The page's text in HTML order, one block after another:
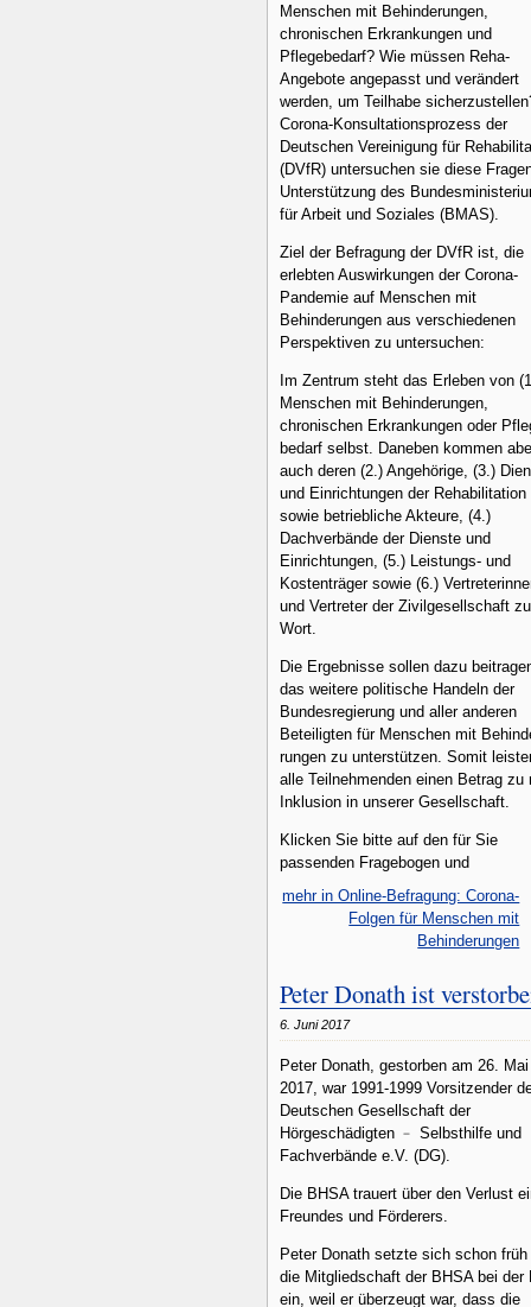
Menschen mit Behinderungen,
chronischen Erkrankungen und
Pflegebedarf? Wie müssen Reha-
Angebote angepasst und verändert
werden, um Teilhabe
Corona-Konsultationsprozess der
Deutschen Vereinigung für
(DVfR) untersuchen sie diese
Unterstützung des
für Arbeit und Soziales (BMAS).
Ziel der Befragung der DVfR ist, die
erlebten Auswirkungen der Corona-
Pandemie auf Menschen mit
Behinderungen aus verschiedenen
Perspektiven zu untersuchen:
Im Zentrum steht das Erleben von
Menschen mit Behinderungen,
chronischen Erkrankungen oder
bedarf selbst. Daneben kommen
auch deren (2.) Angehörige, (3.)
und Einrich­tungen der Rehabilitation
sowie betriebliche Akteure, (4.)
Dachverbände der Dienste und
Einrichtungen, (5.) Leistungs- und
Kostenträger sowie (6.)
und Vertreter der Zivilgesellschaft zu
Wort.
Die Ergebnisse sollen dazu
das weitere politische Handeln der
Bundesregierung und aller anderen
Beteiligten für Menschen mit
rungen zu unterstützen. Somit
alle Teilnehmenden einen Betrag zu
Inklusion in unserer Gesellschaft.
Klicken Sie bitte auf den für Sie
passenden Fragebogen und
mehr in Online-Befragung: Corona-
Folgen für Menschen mit
Behinderungen
Peter Donath ist
6. Juni 2017
Peter Donath, gestorben am 26. Mai
2017, war 1991-1999 Vorsitzender
Deutschen Gesellschaft der
Hörgeschädigten ﹣ Selbsthilfe und
Fachverbände e.V. (DG).
Die BHSA trauert über den Verlust
Freundes und Förderers.
Peter Donath setzte sich schon früh
die Mitgliedschaft der BHSA bei der
ein, weil er überzeugt war, dass die